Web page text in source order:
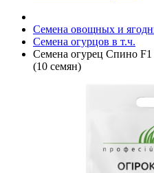
Семена овощных и
Семена огурцов в т.ч.
Семена огурец Спино
(10 семян)